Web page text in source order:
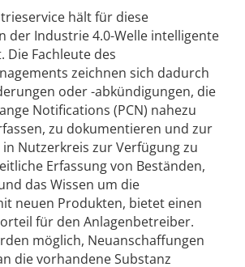
hält für diese
der Industrie 4.0-Welle intelligente
Die Fachleute des
zeichnen sich dadurch
oder -abkündigungen, die
Notifications (PCN) nahezu
zu dokumentieren und zur
Nutzerkreis zur Verfügung zu
Erfassung von Beständen,
das Wissen um die
neuen Produkten, bietet einen
für den Anlagenbetreiber.
möglich, Neuanschaffungen
die vorhandene Substanz